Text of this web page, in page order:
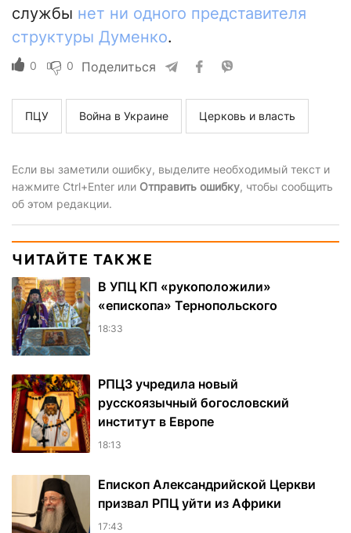
службы нет ни одного представителя
структуры Думенко.
0 0 Поделиться
ПЦУ Война в Украине Церковь и власть
Если вы заметили ошибку, выделите необходимый текст и
нажмите Ctrl+Enter или Отправить ошибку, чтобы сообщить
об этом редакции.
ЧИТАЙТЕ ТАКЖЕ
В УПЦ КП «рукоположили»
«епископа» Тернопольского
18:33
РПЦЗ учредила новый
русскоязычный богословский
институт в Европе
18:13
Епископ Александрийской Церкви
призвал РПЦ уйти из Африки
17:43